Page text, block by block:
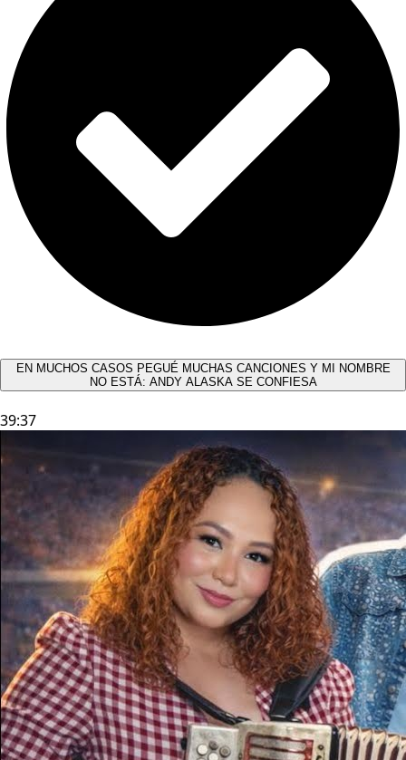
EN MUCHOS CASOS PEGUÉ MUCHAS CANCIONES Y MI NOMBRE
NO ESTÁ: ANDY ALASKA SE CONFIESA​
39:37